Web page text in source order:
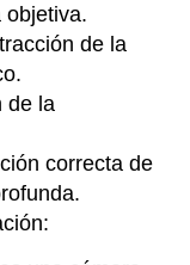
objetiva.
de la
.
de la
correcta de
.